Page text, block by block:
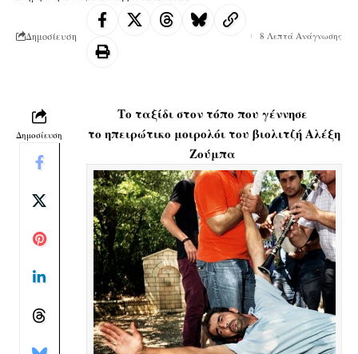
Δημοσίευση 8 Λεπτά Ανάγνωσης
Δημοσίευση
Το ταξίδι στον τόπο που γέννησε
το ηπειρώτικο μοιρολόι του βιολιτζή Αλέξη
Ζούμπα